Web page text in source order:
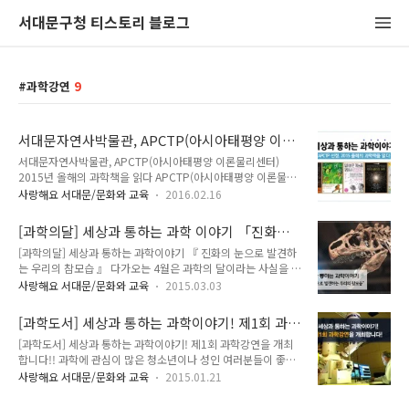
서대문구청 티스토리 블로그
과학강연 9
서대문자연사박물관, APCTP(아시아태평양 이론
물리센터) 2015년 올해의 과학책을 읽다
서대문자연사박물관, APCTP(아시아태평양 이론물리센터)
2015년 올해의 과학책을 읽다 APCTP(아시아태평양 이론물리
센터)에서 선정한 2015년 올해의 과학도서 10권 중 1차로 5권
니다. ^^ 과학에 대한 이해를 높이고 유명 과학자들을 직접 만날
수 있는 기회에요! TONG지기와 함께 자세히 알아볼까요! ::
2016년 제1회 과학강연 □ 강연테마 : APCTP 선정, 2015 올
해의 과학책 ※ 선정도서 10권의 과학도서를 5권씩 2회(상·하
반기)로 나누어 강연 개최) □ 강연기간 : 2016. 3. 10(목) ~ 4.
연) □ 장 소 : 서대문자연사박물관 1층..
사랑해요 서대문/문화와 교육 2016.02.16
[과학의달] 세상과 통하는 과학 이야기 「진화의
눈으로 발견하는 우리의 참모습」
[과학의달] 세상과 통하는 과학이야기 『 진화의 눈으로 발견하
는 우리의 참모습 』 다가오는 4월은 과학의 달이라는 사실을 아
시나요? 과학이라면 대부분 낮설고 어렵다는 생각이 먼저 드는
대문자연사박물관에서 다양한 주제의 과학강연을 준비했습니
다! 세상과 통하는 과학이야기, 바로 바로 그 주제는「진화의 눈
으로 발견하는 우리의 참모습」입니다. 과학에 대한 고정관념과
낮선 생각에서 벗어날 수 있도록 재미있고 흥미로운 주제로 여러
분 곁을 찾아갑니다.^^ 고인류학을 인간이라는 주제로 더욱 쉽
사랑해요 서대문/문화와 교육 2015.03.03
[과학도서] 세상과 통하는 과학이야기! 제1회 과
학강연을 개최합니다!!
[과학도서] 세상과 통하는 과학이야기! 제1회 과학강연을 개최
합니다!! 과학에 관심이 많은 청소년이나 성인 여러분들이 좋아
할 만한 소식을 들고 왔습니다! 서대문자연사박물관에서 오는 1
사랑해요 서대문/문화와 교육 2015.01.21